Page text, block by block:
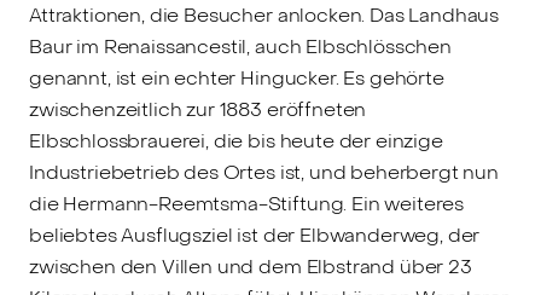
Attraktionen, die Besucher anlocken. Das Landhaus
Baur im Renaissancestil, auch Elbschlösschen
genannt, ist ein echter Hingucker. Es gehörte
zwischenzeitlich zur 1883 eröffneten
Elbschlossbrauerei, die bis heute der einzige
Industriebetrieb des Ortes ist, und beherbergt nun
die Hermann-Reemtsma-Stiftung. Ein weiteres
beliebtes Ausflugsziel ist der Elbwanderweg, der
zwischen den Villen und dem Elbstrand über 23